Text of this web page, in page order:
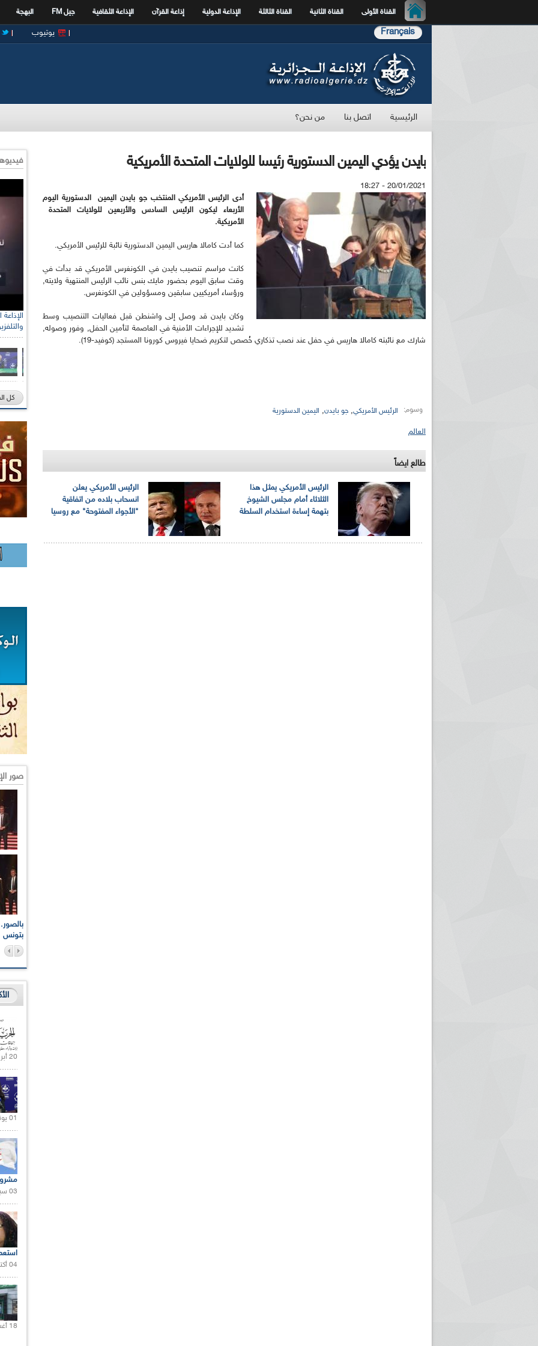
القناة الأولى القناة الثانية القناة الثالثة الإذاعة الدولية إذاعة القرآن الإذاعة الثقافية جيل FM البهجة
Français يوتيوب
الرئيسية اتصل بنا من نحن؟
بايدن يؤدي اليمين الدستورية رئيسا للولايات المتحدة الأمريكية
20/01/2021 - 18:27
أدى الرئيس الأمريكي المنتخب جو بايدن اليمين الدستورية اليوم
الأربعاء ليكون الرئيس السادس والأربعين للولايات المتحدة
الأمريكية.
كما أدت كامالا هاريس اليمين الدستورية نائبة للرئيس الأمريكي.
كانت مراسم تنصيب بايدن في الكونغرس الأمريكي قد بدأت في
وقت سابق اليوم بحضور مايك بنس نائب الرئيس المنتهية ولايته,
ورؤساء أمريكيين سابقين ومسؤولين في الكونغرس.
وكان بايدن قد وصل إلى واشنطن قبل فعاليات التنصيب وسط
تشديد للإجراءات الأمنية في العاصمة لتأمين الحفل, وفور وصوله,
شارك مع نائبته كامالا هاريس في حفل عند نصب تذكاري خُصص لتكريم ضحايا فيروس كورونا المستجد (كوفيد-19).
وسوم: الرئيس الأمريكي, جو بايدن, اليمين الدستورية
العالم
طالع ايضاً
الرئيس الأمريكي يعلن
انسحاب بلاده من اتفاقية
"الأجواء المفتوحة" مع روسيا
الرئيس الأمريكي يمثل هذا
الثلاثاء أمام مجلس الشيوخ
بتهمة إساءة استخدام السلطة
كل
صور
بتونس
20 أبريل 2021 |
01 يونيو 2021 |
03 سبتمبر 2020 |
04 أكتوبر 2020 |
18 أغسطس 2020 |